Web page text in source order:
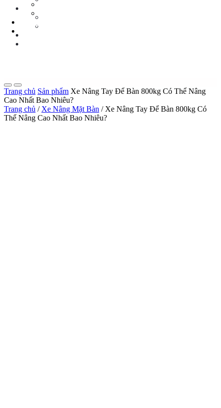
TIN TỨC
LIÊN HỆ
Trang chủ Sản phẩm Xe Nâng Tay Để Bàn 800kg Có Thể Nâng
Cao Nhất Bao Nhiêu?
Trang chủ / Xe Nâng Mặt Bàn / Xe Nâng Tay Để Bàn 800kg Có
Thể Nâng Cao Nhất Bao Nhiêu?